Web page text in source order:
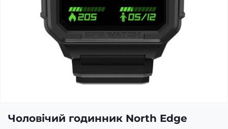
Чоловічий годинник North Edge